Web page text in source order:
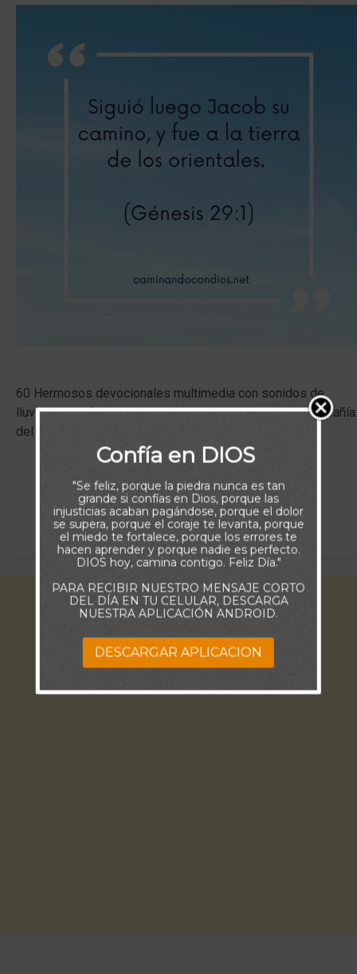
60 Hermosos devocionales multimedia con sonidos de
lluvia, para reflexionar y terminar nuestro día bajo la compañía
del Señor.
VER MÁS
Confía en DIOS
"Se feliz, porque la piedra nunca es tan
grande si confías en Dios, porque las
injusticias acaban pagándose, porque el dolor
se supera, porque el coraje te levanta, porque
el miedo te fortalece, porque los errores te
hacen aprender y porque nadie es perfecto.
DIOS hoy, camina contigo. Feliz Día."
PARA RECIBIR NUESTRO MENSAJE CORTO
DEL DÍA EN TU CELULAR, DESCARGA
NUESTRA APLICACIÓN ANDROID.
DESCARGAR APLICACION